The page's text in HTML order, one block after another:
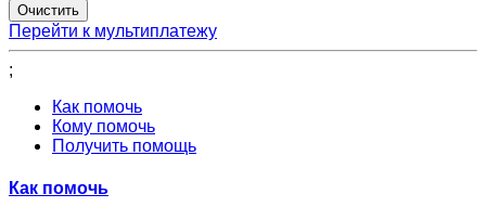
Перейти к мультиплатежу
;
Как помочь
Кому помочь
Получить помощь
Как помочь